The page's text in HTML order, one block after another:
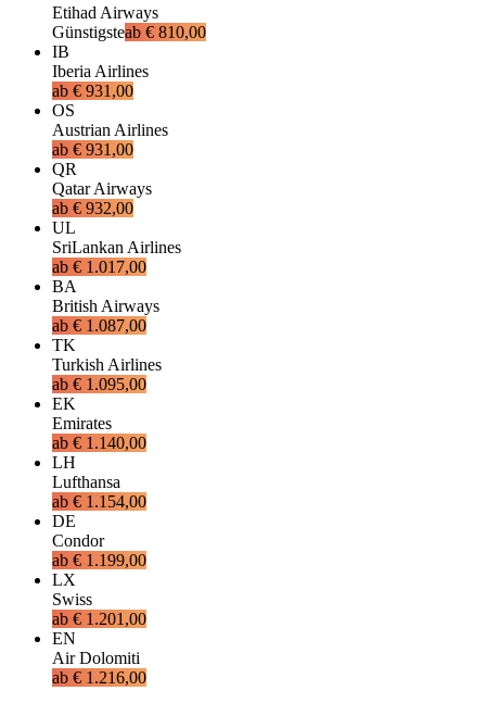
Etihad Airways
Günstigsteab € 810,00
IB
Iberia Airlines
ab € 931,00
OS
Austrian Airlines
ab € 931,00
QR
Qatar Airways
ab € 932,00
UL
SriLankan Airlines
ab € 1.017,00
BA
British Airways
ab € 1.087,00
TK
Turkish Airlines
ab € 1.095,00
EK
Emirates
ab € 1.140,00
LH
Lufthansa
ab € 1.154,00
DE
Condor
ab € 1.199,00
LX
Swiss
ab € 1.201,00
EN
Air Dolomiti
ab € 1.216,00